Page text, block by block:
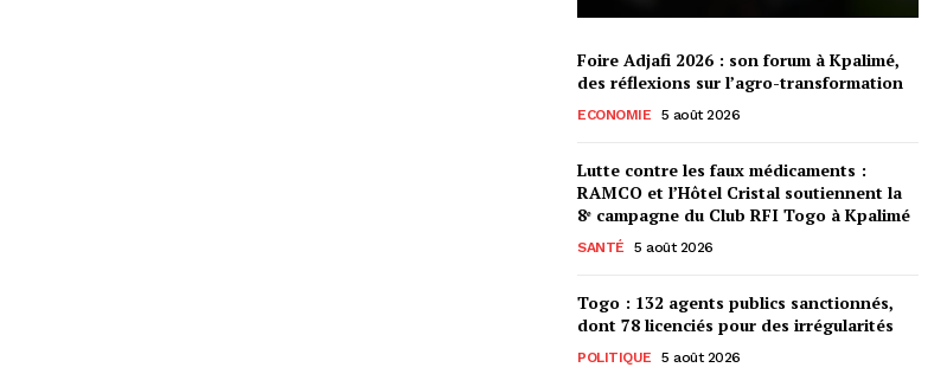
Foire Adjafi 2026 : son forum à Kpalimé,
des réflexions sur l’agro-transformation
ECONOMIE 5 août 2026
Lutte contre les faux médicaments :
RAMCO et l’Hôtel Cristal soutiennent la
8ᵉ campagne du Club RFI Togo à Kpalimé
SANTÉ 5 août 2026
Togo : 132 agents publics sanctionnés,
dont 78 licenciés pour des irrégularités
POLITIQUE 5 août 2026